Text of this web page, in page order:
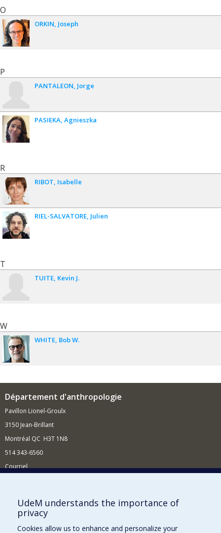
O
ORKIN Joseph
P
PANTALEON Jorge
PASIEKA Agnieszka
R
RIBOT Isabelle
RIEL-SALVATORE Julien
T
TUITE Kevin J.
W
WHITE Bob W.
Département d'anthropologie
Pavillon Lionel-Groulx
3150 Jean-Brillant
Montréal QC H3T 1N8
514 343-6560
Courriel
Comment soutenir le Département?
BESOIN D'AIDE?
Plan du site
UdeM understands the importance of
privacy
Cookies allow us to enhance and personalize your